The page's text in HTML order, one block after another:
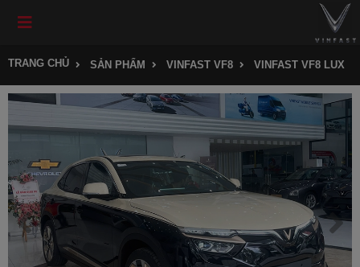
TRANG CHỦ SẢN PHẨM VINFAST VF8 VINFAST VF8 LUX